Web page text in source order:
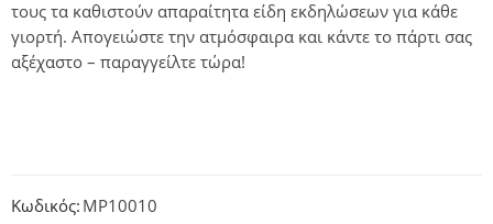
τους τα καθιστούν απαραίτητα είδη εκδηλώσεων για κάθε
γιορτή. Απογειώστε την ατμόσφαιρα και κάντε το πάρτι σας
αξέχαστο – παραγγείλτε τώρα!
Κωδικός: MP10010